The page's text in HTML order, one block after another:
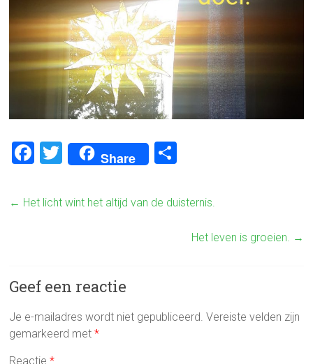
F
ce
T
tt
Share
e
← Het licht wint het altijd van de duisternis.
Het leven is groeien. →
Geef een reactie
Je e-mailadres wordt niet gepubliceerd. Vereiste velden zijn
gemarkeerd met*
Reactie*